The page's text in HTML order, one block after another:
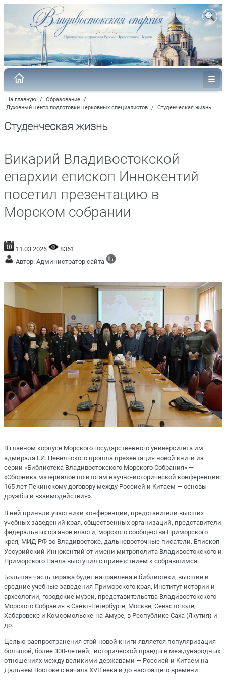
На главную / Образование /
Духовный центр подготовки церковных специалистов / Студенческая жизнь
Студенческая жизнь
Викарий Владивостокской
епархии епископ Иннокентий
посетил презентацию в
Морском собрании
11.03.2026
8361
Автор: Администратор сайта
В главном корпусе Морского государственного университета им.
адмирала Г.И. Невельского прошла презентация новой книги из
серии «Библиотека Владивостокского Морского Собрания» —
«Сборника материалов по итогам научно-исторической конференции:
165 лет Пекинскому договору между Россией и Китаем — основы
дружбы и взаимодействия».
В ней приняли участники конференции, представители высших
учебных заведений края, общественных организаций, представители
федеральных органов власти, морского сообщества Приморского
края, МИД РФ во Владивостоке, дальневосточные писатели. Епископ
Уссурийский Иннокентий от имени митрополита Владивостокского и
Приморского Павла выступил с приветствием к собравшимся.
Большая часть тиража будет направлена в библиотеки, высшие и
средние учебные заведения Приморского края, Институт истории и
археологии, городские музеи, представительства Владивостокского
Морского Собрания в Санкт-Петербурге, Москве, Севастополе,
Хабаровске и Комсомольске-на-Амуре, в Республике Саха (Якутия) и
др.
Целью распространения этой новой книги является популяризация
большой, более 300-летней, исторической правды в международных
отношениях между великими державами — Россией и Китаем на
Дальнем Востоке с начала XVII века и до настоящего времени.